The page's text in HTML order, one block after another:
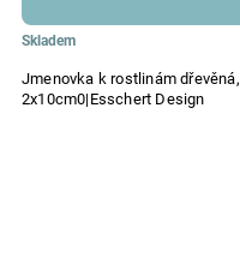
Jmenovka k rostlinám dřevěná,
2x10cm0|Esschert Design
Skladem